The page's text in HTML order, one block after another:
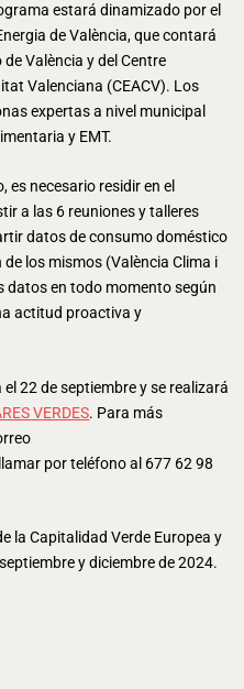
estará dinamizado por el
de València, que contará
València y del Centre
Valenciana (CEACV). Los
expertas a nivel municipal
y EMT.
necesario residir en el
a las 6 reuniones y talleres
datos de consumo doméstico
los mismos (València Clima i
datos en todo momento según
actitud proactiva y
22 de septiembre y se realizará
VERDES. Para más
por teléfono al 677 62 98
la Capitalidad Verde Europea y
y diciembre de 2024.